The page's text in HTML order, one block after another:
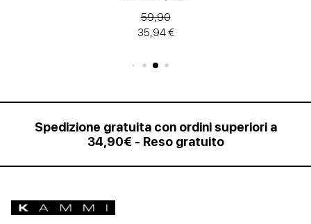
59,90
35,94 €
Spedizione gratuita con ordini superiori a
34,90€ - Reso gratuito